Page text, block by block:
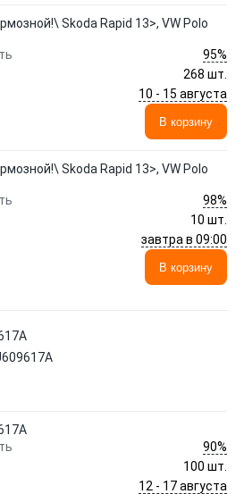
Skoda Rapid 13>, VW Polo
95%
268 шт.
10 - 15 августа
В корзину
Skoda Rapid 13>, VW Polo
98%
10 шт.
завтра в 09:00
В корзину
90%
100 шт.
12 - 17 августа